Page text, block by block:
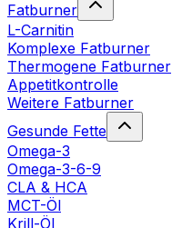
Fatburner
L-Carnitin
Komplexe Fatburner
Thermogene Fatburner
Appetitkontrolle
Weitere Fatburner
Gesunde Fette
Omega-3
Omega-3-6-9
CLA & HCA
MCT-Öl
Krill-Öl